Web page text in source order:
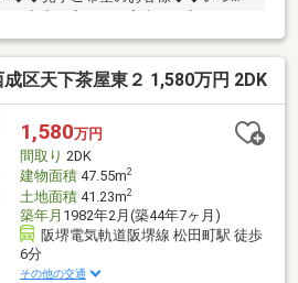
！お役に立ちます！！■ご自宅のお
などご指定でのお待ち合わせも可能
かせいただければ他の物件や周辺環
だきます！■是非一度お問い合わせ
区天下茶屋東２ 1,580万円 2DK
1,580万円
間取り 2DK
建物面積47.55m2
土地面積41.23m2
築年月 1982年2月(築44年7ヶ月)
阪堺電気軌道阪堺線 松田町駅 徒歩
6分
その他の交通